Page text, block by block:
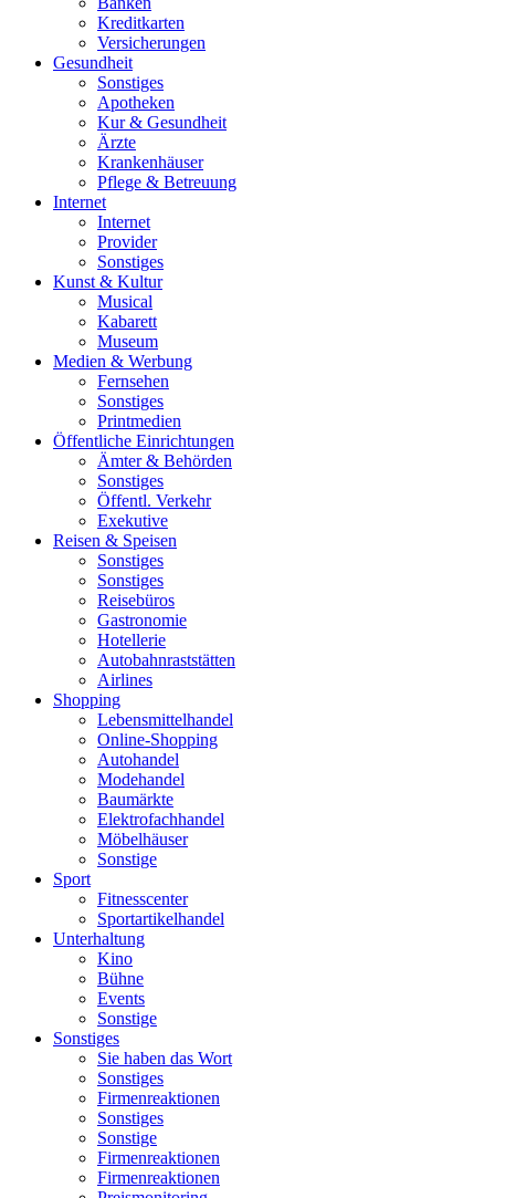
Kreditkarten
Versicherungen
Gesundheit
Sonstiges
Apotheken
Kur & Gesundheit
Ärzte
Krankenhäuser
Pflege & Betreuung
Internet
Internet
Provider
Sonstiges
Kunst & Kultur
Musical
Kabarett
Museum
Medien & Werbung
Fernsehen
Sonstiges
Printmedien
Öffentliche Einrichtungen
Ämter & Behörden
Sonstiges
Öffentl. Verkehr
Exekutive
Reisen & Speisen
Sonstiges
Sonstiges
Reisebüros
Gastronomie
Hotellerie
Autobahnraststätten
Airlines
Shopping
Lebensmittelhandel
Online-Shopping
Autohandel
Modehandel
Baumärkte
Elektrofachhandel
Möbelhäuser
Sonstige
Sport
Fitnesscenter
Sportartikelhandel
Unterhaltung
Kino
Bühne
Events
Sonstige
Sonstiges
Sie haben das Wort
Sonstiges
Firmenreaktionen
Sonstiges
Sonstige
Firmenreaktionen
Firmenreaktionen